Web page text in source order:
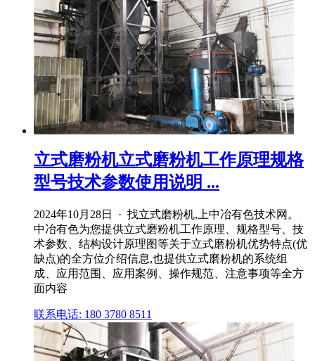
立式磨粉机立式磨粉机工作原理规格
型号技术参数使用说明 ...
2024年10月28日 · 找立式磨粉机,上中冶有色技术网。
中冶有色为您提供立式磨粉机工作原理、规格型号、技
术参数、结构设计原理图等关于立式磨粉机优势特点(优
缺点)的全方位介绍信息,也提供立式磨粉机的系统组
成、应用范围、应用案例、操作规范、注意事项等全方
面内容
联系电话: 180 3780 8511